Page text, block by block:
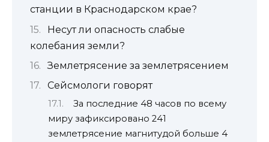
станции в Краснодарском крае?
Несут ли опасность слабые
колебания земли?
Землетрясение за землетрясением
Сейсмологи говорят
За последние 48 часов по всему
миру зафиксировано 241
землетрясение магнитудой больше 4